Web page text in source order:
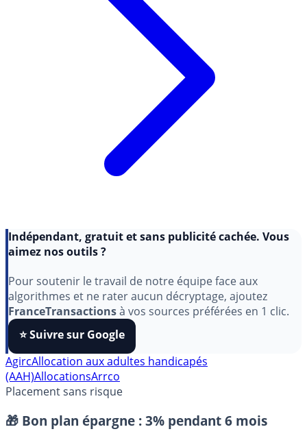
aimez nos outils ?
Pour soutenir le travail de notre équipe face aux
algorithmes et ne rater aucun décryptage, ajoutez
FranceTransactionsà vos sources préférées en 1 clic.
⭐️ Suivre sur Google
AgircAllocation aux adultes handicapés
Placement sans risque